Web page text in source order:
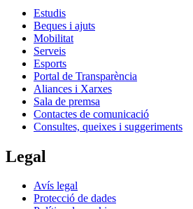
Estudis
Beques i ajuts
Mobilitat
Serveis
Esports
Portal de Transparència
Aliances i Xarxes
Sala de premsa
Contactes de comunicació
Consultes, queixes i suggeriments
Legal
Avís legal
Protecció de dades